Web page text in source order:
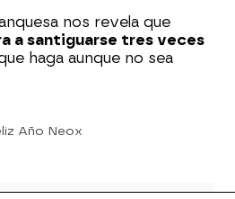
nos revela que
a santiguarse tres veces
haga aunque no sea
Año Neox